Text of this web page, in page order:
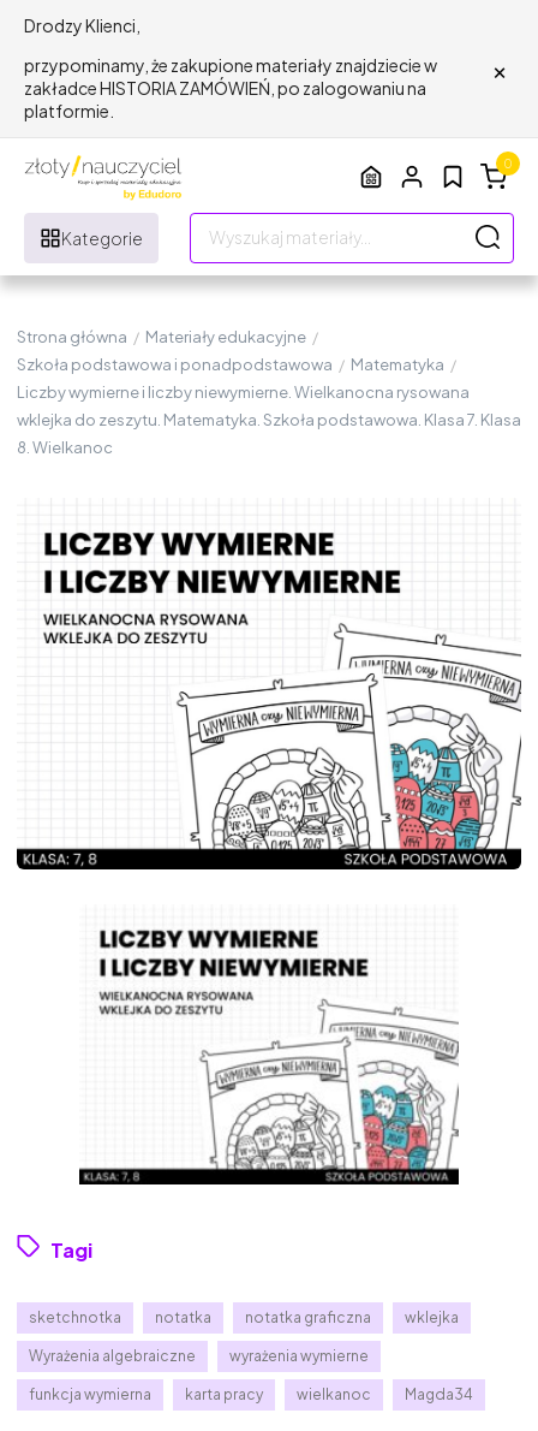
Drodzy Klienci,
przypominamy, że zakupione materiały znajdziecie w
zakładce HISTORIA ZAMÓWIEŃ, po zalogowaniu na
platformie.
×
Kategorie
0
Strona główna / Materiały edukacyjne /
Szkoła podstawowa i ponadpodstawowa / Matematyka /
Liczby wymierne i liczby niewymierne. Wielkanocna rysowana
wklejka do zeszytu. Matematyka. Szkoła podstawowa. Klasa 7. Klasa
8. Wielkanoc
Tagi
sketchnotka notatka notatka graficzna wklejka
Wyrażenia algebraiczne wyrażenia wymierne
funkcja wymierna karta pracy wielkanoc Magda34